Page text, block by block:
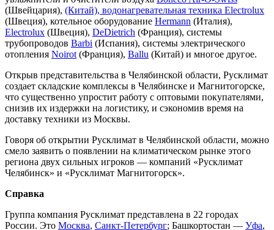
(Швейцария), (Китай), водонагревательная техника Electrolux
(Швеция), котельное оборудование Hermann (Италия),
Electrolux (Швеция), DeDietrich (Франция), системы
трубопроводов Barbi (Испания), системы электрического
отопления Noirot (Франция), Ballu (Китай) и многое другое.
Открыв представительства в Челябинской области, Русклимат
создает складские комплексы в Челябинске и Магнитогорске,
что существенно упростит работу с оптовыми покупателями,
снизив их издержки на логистику, и сэкономив время на
доставку техники из Москвы.
Говоря об открытии Русклимат в Челябинской области, можно
смело заявить о появлении на климатическом рынке этого
региона двух сильных игроков — компаний «Русклимат
Челябинск» и «Русклимат Магнитогорск».
Справка
Группа компания Русклимат представлена в 22 городах
России. Это Москва, Санкт-Петербург; Башкортостан — Уфа,